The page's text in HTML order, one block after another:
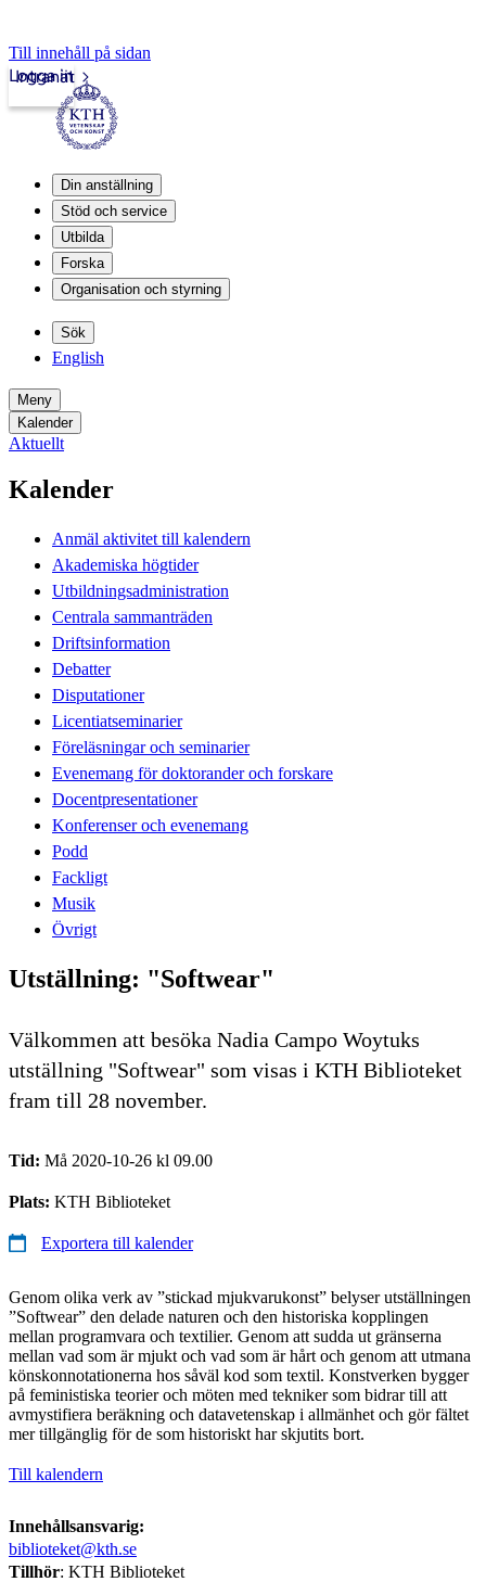
Till innehåll på sidan
Intranät
Logga in
Din anställning
Stöd och service
Utbilda
Forska
Organisation och styrning
Sök
English
Meny
Kalender
Aktuellt
Kalender
Anmäl aktivitet till kalendern
Akademiska högtider
Utbildningsadministration
Centrala sammanträden
Driftsinformation
Debatter
Disputationer
Licentiatseminarier
Föreläsningar och seminarier
Evenemang för doktorander och forskare
Docentpresentationer
Konferenser och evenemang
Podd
Fackligt
Musik
Övrigt
Utställning: "Softwear"
Välkommen att besöka Nadia Campo Woytuks
utställning "Softwear" som visas i KTH Biblioteket
fram till 28 november.
Tid: Må 2020-10-26 kl 09.00
Plats: KTH Biblioteket
Exportera till kalender
Genom olika verk av ”stickad mjukvarukonst” belyser utställningen
”Softwear” den delade naturen och den historiska kopplingen
mellan programvara och textilier. Genom att sudda ut gränserna
mellan vad som är mjukt och vad som är hårt och genom att utmana
könskonnotationerna hos såväl kod som textil. Konstverken bygger
på feministiska teorier och möten med tekniker som bidrar till att
avmystifiera beräkning och datavetenskap i allmänhet och gör fältet
mer tillgänglig för de som historiskt har skjutits bort.
Till kalendern
Innehållsansvarig:
biblioteket@kth.se
Tillhör: KTH Biblioteket